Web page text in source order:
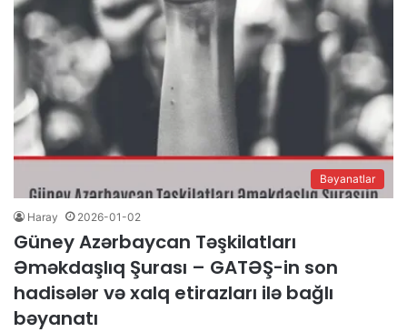
Bəyanatlar
Haray 2026-01-02
Güney Azərbaycan Təşkilatları
Əməkdaşlıq Şurası – GATƏŞ-in son
hadisələr və xalq etirazları ilə bağlı
bəyanatı